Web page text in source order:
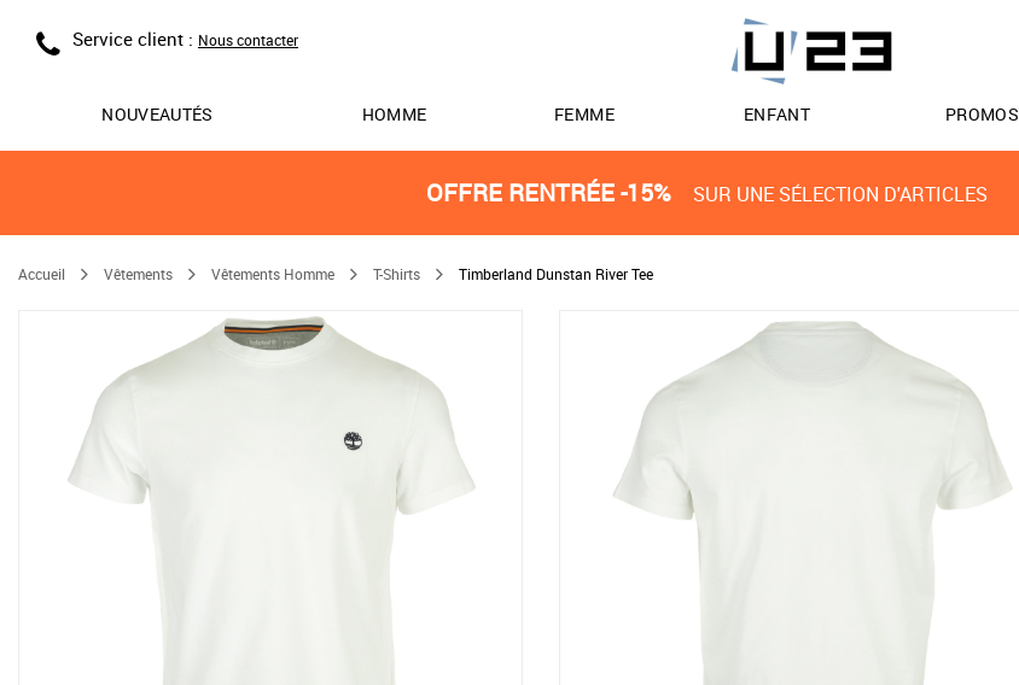
Service client : Nous contacter
NOUVEAUTÉS HOMME FEMME ENFANT PROMOS
OFFRE RENTRÉE -15% SUR UNE SÉLECTION D'ARTICLES
Accueil Vêtements Vêtements Homme T-Shirts Timberland Dunstan River Tee